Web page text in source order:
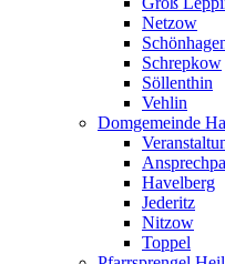
Netzow
Schrepkow
Söllenthin
Vehlin
Domgemeinde
Havelberg
Jederitz
Nitzow
Toppel